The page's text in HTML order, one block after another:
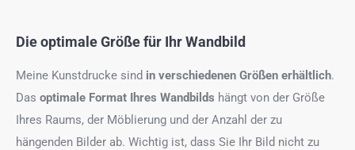
Die optimale Größe für Ihr Wandbild
Meine Kunstdrucke sind in verschiedenen Größen erhältlich.
Das optimale Format Ihres Wandbilds hängt von der Größe
Ihres Raums, der Möblierung und der Anzahl der zu
hängenden Bilder ab. Wichtig ist, dass Sie Ihr Bild nicht zu